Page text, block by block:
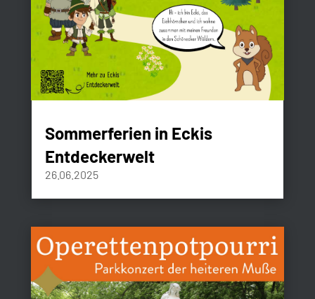
Sommerferien in Eckis
Entdeckerwelt
26.06.2025